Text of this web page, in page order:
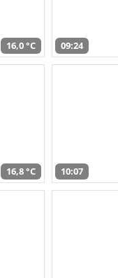
16,0 °C 09:24
16,8 °C 10:07